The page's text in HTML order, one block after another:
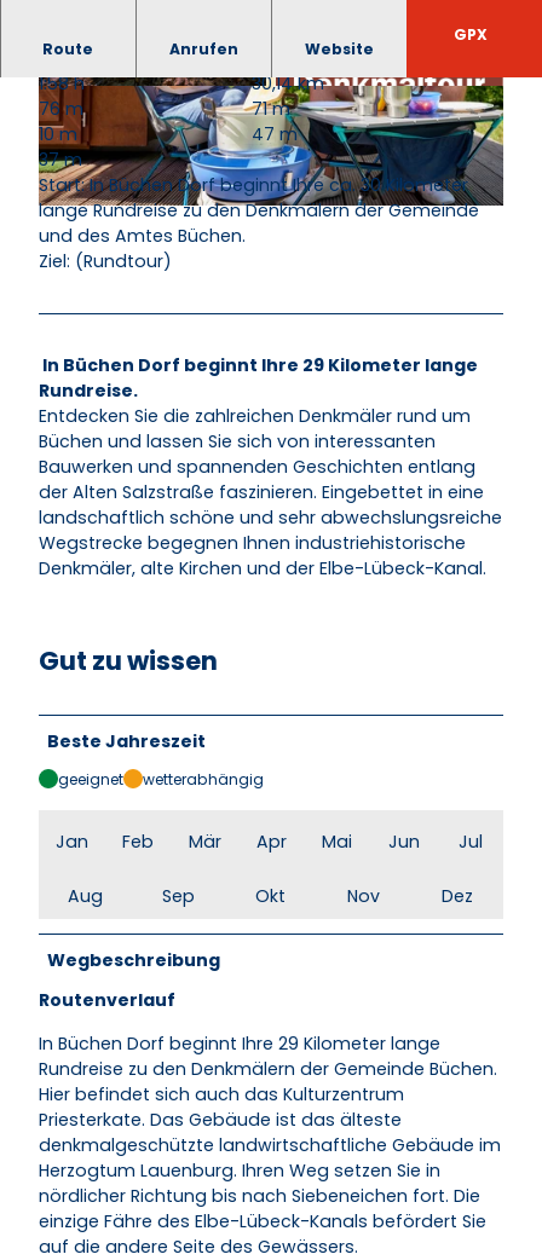
© Alexander Kaßner |CC-BY-SA
© Alexander Kaßner | CC-BY-SA © Elke Tampe / HLMS | CC-BY-SA
Route Anrufen Website
GPX
1:58 h
30,14 km
76 m
71 m
10 m
47 m
37 m
Start: In Büchen Dorf beginnt Ihre ca. 30 Kilometer
lange Rundreise zu den Denkmälern der Gemeinde
und des Amtes Büchen.
Ziel: (Rundtour)
In Büchen Dorf beginnt Ihre 29 Kilometer lange
Rundreise.
Entdecken Sie die zahlreichen Denkmäler rund um
Büchen und lassen Sie sich von interessanten
Bauwerken und spannenden Geschichten entlang
der Alten Salzstraße faszinieren. Eingebettet in eine
landschaftlich schöne und sehr abwechslungsreiche
Wegstrecke begegnen Ihnen industriehistorische
Denkmäler, alte Kirchen und der Elbe-Lübeck-Kanal.
Gut zu wissen
Beste Jahreszeit
geeignet wetterabhängig
Jan Feb Mär Apr Mai Jun Jul
Aug Sep Okt Nov Dez
Wegbeschreibung
Routenverlauf
In Büchen Dorf beginnt Ihre 29 Kilometer lange
Rundreise zu den Denkmälern der Gemeinde Büchen.
Hier befindet sich auch das Kulturzentrum
Priesterkate. Das Gebäude ist das älteste
denkmalgeschützte landwirtschaftliche Gebäude im
Herzogtum Lauenburg. Ihren Weg setzen Sie in
nördlicher Richtung bis nach Siebeneichen fort. Die
einzige Fähre des Elbe-Lübeck-Kanals befördert Sie
auf die andere Seite des Gewässers.